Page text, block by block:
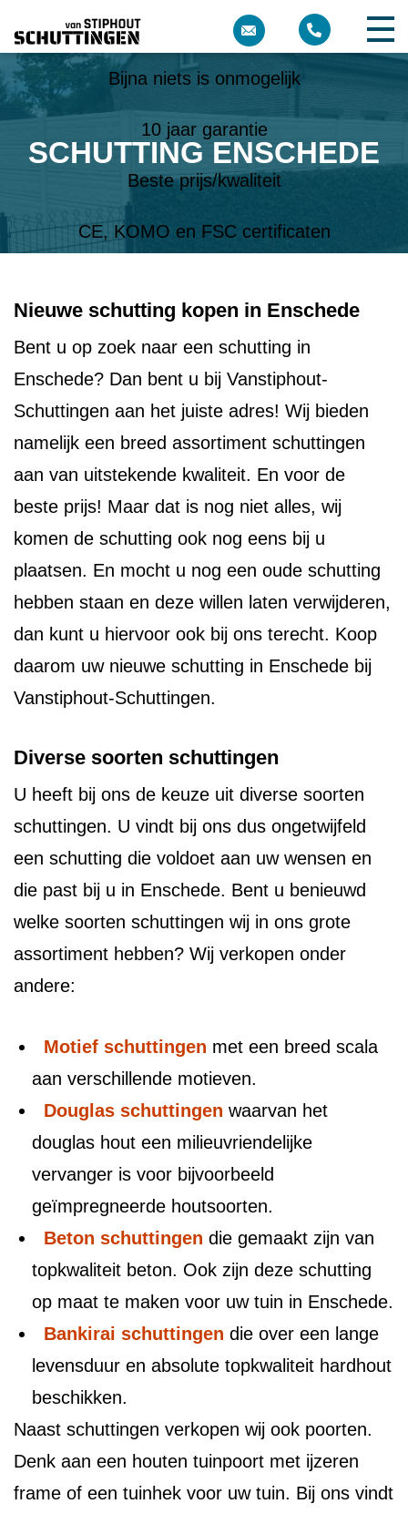
SCHUTTING ENSCHEDE
Meer dan 10 jaar ervaring
Bijna niets is onmogelijk
10 jaar garantie
Beste prijs/kwaliteit
CE, KOMO en FSC certificaten
Nieuwe schutting kopen in Enschede
Bent u op zoek naar een schutting in
Enschede? Dan bent u bij Vanstiphout-
Schuttingen aan het juiste adres! Wij bieden
namelijk een breed assortiment schuttingen
aan van uitstekende kwaliteit. En voor de
beste prijs! Maar dat is nog niet alles, wij
komen de schutting ook nog eens bij u
plaatsen. En mocht u nog een oude schutting
hebben staan en deze willen laten verwijderen,
dan kunt u hiervoor ook bij ons terecht. Koop
daarom uw nieuwe schutting in Enschede bij
Vanstiphout-Schuttingen.
Diverse soorten schuttingen
U heeft bij ons de keuze uit diverse soorten
schuttingen. U vindt bij ons dus ongetwijfeld
een schutting die voldoet aan uw wensen en
die past bij u in Enschede. Bent u benieuwd
welke soorten schuttingen wij in ons grote
assortiment hebben? Wij verkopen onder
andere:
Motief schuttingen met een breed scala
aan verschillende motieven.
Douglas schuttingen waarvan het
douglas hout een milieuvriendelijke
vervanger is voor bijvoorbeeld
geïmpregneerde houtsoorten.
Beton schuttingen die gemaakt zijn van
topkwaliteit beton. Ook zijn deze schutting
op maat te maken voor uw tuin in Enschede.
Bankirai schuttingen die over een lange
levensduur en absolute topkwaliteit hardhout
beschikken.
Naast schuttingen verkopen wij ook poorten.
Denk aan een houten tuinpoort met ijzeren
frame of een tuinhek voor uw tuin. Bij ons vindt